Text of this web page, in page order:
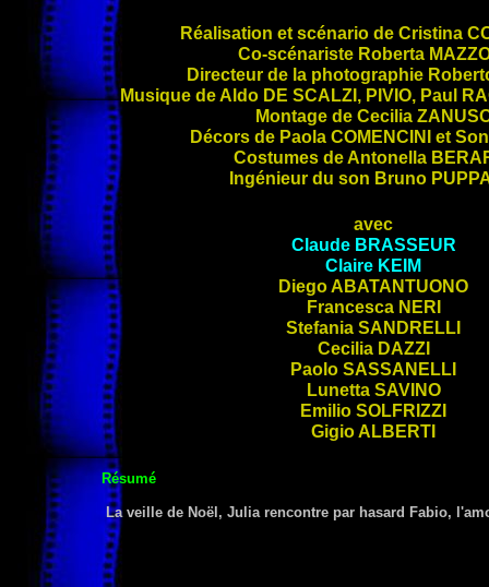
Réalisation et scénario de Cristina
Co-scénariste Roberta
Directeur de la photographie
Musique de Aldo DE SCALZI, PIVIO, Paul
Montage de Cecilia
Décors de Paola COMENCINIet
Costumes de Antonella
Ingénieur du son Bruno
avec
Claude BRASSEUR
Claire KEIM
Diego ABATANTUONO
Francesca NERI
Stefania SANDRELLI
Cecilia DAZZI
Paolo SASSANELLI
Lunetta SAVINO
Emilio SOLFRIZZI
Gigio ALBERTI
Résumé
La veille de Noël, Julia rencontre par hasard Fabio,